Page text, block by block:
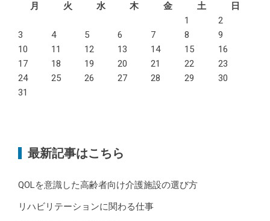
月
火 水 木 金 土
日
1
2
3
4 5 6 7 8
9
10
11 12 13 14 15
16
17
18 19 20 21 22
23
24
25 26 27 28 29
30
31
最新記事はこちら
QOLを意識した高齢者向け介護施設の選び方
リハビリテーションに関わる仕事